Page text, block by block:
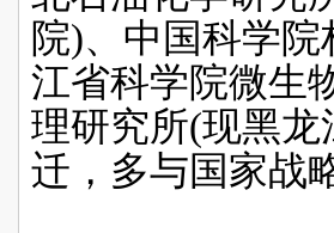
院)、中国科学
江省科学院微生
理研究所(现黑龙
迁，多与国家战